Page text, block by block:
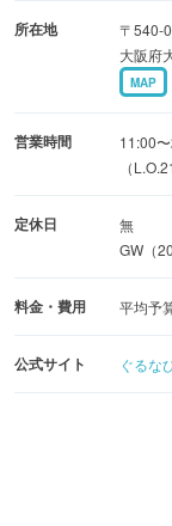
2名様からOKのお
飲み会から大規
こだわりの本場
をお待ちしており
所在地
〒540-
大阪府
MAP
営業時間
11:00
（
定休日
無
GW（
料金・費用 平均予
公式サイト ぐるな